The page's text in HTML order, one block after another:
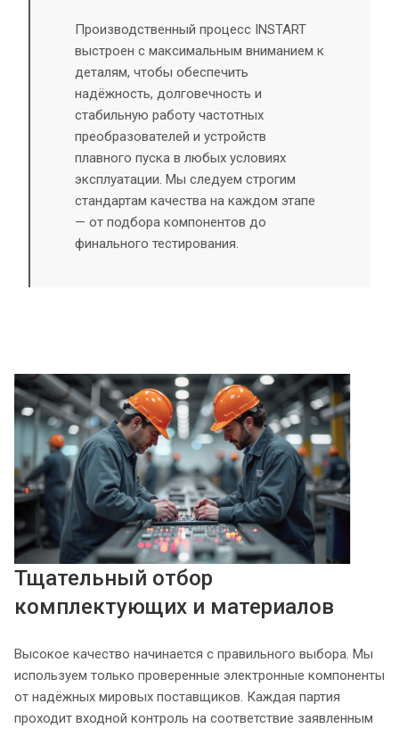
Производственный процесс INSTART
выстроен с максимальным вниманием к
деталям, чтобы обеспечить
надёжность, долговечность и
стабильную работу частотных
преобразователей и устройств
плавного пуска в любых условиях
эксплуатации. Мы следуем строгим
стандартам качества на каждом этапе
— от подбора компонентов до
финального тестирования.
Тщательный отбор
комплектующих и материалов
Высокое качество начинается с правильного выбора. Мы
используем только проверенные электронные компоненты
от надёжных мировых поставщиков. Каждая партия
проходит входной контроль на соответствие заявленным